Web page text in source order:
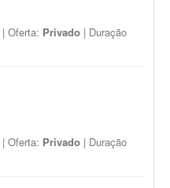
| Oferta: Privado | Duração
| Oferta: Privado | Duração